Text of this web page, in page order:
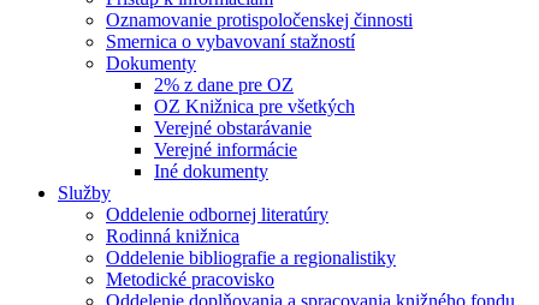
Oznamovanie protispoločenskej činnosti
Smernica o vybavovaní stažností
Dokumenty
2% z dane pre OZ
OZ Knižnica pre všetkých
Verejné obstarávanie
Verejné informácie
Iné dokumenty
Služby
Oddelenie odbornej literatúry
Rodinná knižnica
Oddelenie bibliografie a regionalistiky
Metodické pracovisko
Oddelenie doplňovania a spracovania knižného fondu